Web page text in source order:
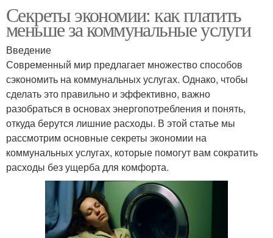
Секреты экономии: как платить
меньше за коммунальные услуги
Введение
Современный мир предлагает множество способов
сэкономить на коммунальных услугах. Однако, чтобы
сделать это правильно и эффективно, важно
разобраться в основах энергопотребления и понять,
откуда берутся лишние расходы. В этой статье мы
рассмотрим основные секреты экономии на
коммунальных услугах, которые помогут вам сократить
расходы без ущерба для комфорта.